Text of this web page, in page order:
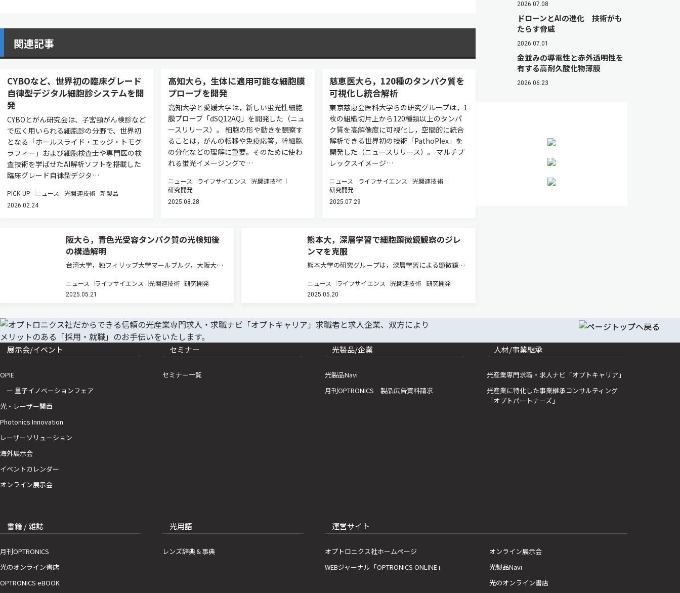
関連記事
CYBOなど、世界初の臨床グレード
自律型デジタル細胞診システムを開
発
CYBOとがん研究会は、子宮頸がん検診など
で広く用いられる細胞診の分野で、世界初
となる「ホールスライド・エッジ・トモグ
ラフィー」および細胞検査士や専門医の検
査技術を学ばせたAI解析ソフトを搭載した
臨床グレード自律型デジタ…
PICK UP ニュース 光関連技術 新製品
2026.02.24
高知大ら，生体に適用可能な細胞膜
プローブを開発
高知大学と愛媛大学は，新しい蛍光性細胞
膜プローブ「dSQ12AQ」を開発した（ニュ
ースリリース）。 細胞の形や動きを観察す
ることは，がんの転移や免疫応答，幹細胞
の分化などの理解に重要。そのために使わ
れる蛍光イメージングで…
ニュース ライフサイエンス
光関連技術
研究開発
2025.08.28
慈恵医大ら，120種のタンパク質を
可視化し統合解析
東京慈恵会医科大学らの研究グループは，1
枚の組織切片上から120種類以上のタンパ
ク質を高解像度に可視化し，空間的に統合
解析できる世界初の技術「PathoPlex」を
開発した（ニュースリリース）。 マルチプ
レックスイメージ…
ニュース ライフサイエンス
光関連技術
研究開発
2025.07.29
阪大ら，青色光受容タンパク質の光検知後
の構造解明
台湾大学，独フィリップ大学マールブルグ，大阪大
所，高輝度光科学研究センター，東北大学，京都大
学，兵庫県立大学，名古屋大学，仏グルノーブル・ア
ニュース ライフサイエンス 光関連技術 研究開発
2025.05.21
熊本大，深層学習で細胞顕微鏡観察のジレ
ンマを克服
熊本大学の研究グループは，深層学習による顕微鏡画
る初期の細胞板形成過程を可視化し，アクチン繊維の
新たな局在パターンを明らかにした（ニュースリリー
ニュース ライフサイエンス 光関連技術 研究開発
2025.05.20
2026.07.08
ドローンとAIの進化 技術がも
たらす脅威
2026.07.01
金並みの導電性と赤外透明性を
有する高耐久酸化物薄膜
2026.06.23
展示会/イベント
OPIE
ー 量子イノベーションフェア
光・レーザー関西
Photonics Innovation
レーザーソリューション
海外展示会
イベントカレンダー
オンライン展示会
セミナー
セミナー一覧
光製品/企業
光製品Navi
月刊OPTRONICS 製品広告資料請求
人材/事業継承
光産業専門求職・求人ナビ「オプトキャリア」
光産業に特化した事業継承コンサルティング
「オプトパートナーズ」
書籍 / 雑誌
月刊OPTRONICS
光のオンライン書店
OPTRONICS eBOOK
光用語
レンズ辞典＆事典
運営サイト
オプトロニクス社ホームページ
WEBジャーナル「OPTRONICS ONLINE」
オンライン展示会
光製品Navi
光のオンライン書店